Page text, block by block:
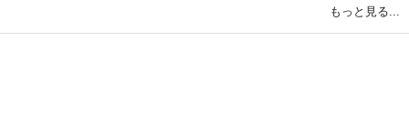
もっと見る...